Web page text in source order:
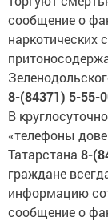
сообщение о
наркотических
8-(84371) 5-55-
В
«телефоны
Татарстана 8-
граждане
информацию
сообщение о